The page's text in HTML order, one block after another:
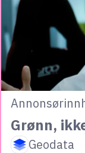
Grønn,
Geodata